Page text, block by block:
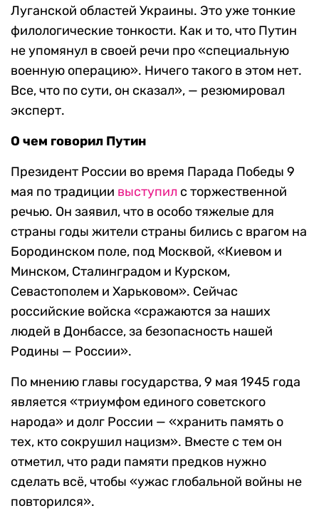
Луганской областей Украины. Это уже тонкие
филологические тонкости. Как и то, что Путин
не упомянул в своей речи про «специальную
военную операцию». Ничего такого в этом нет.
Все, что по сути, он сказал», — резюмировал
эксперт.
О чем говорил Путин
Президент России во время Парада Победы 9
мая по традиции выступил с торжественной
речью. Он заявил, что в особо тяжелые для
страны годы жители страны бились с врагом на
Бородинском поле, под Москвой, «Киевом и
Минском, Сталинградом и Курском,
Севастополем и Харьковом». Сейчас
российские войска «сражаются за наших
людей в Донбассе, за безопасность нашей
Родины — России».
По мнению главы государства, 9 мая 1945 года
является «триумфом единого советского
народа» и долг России — «хранить память о
тех, кто сокрушил нацизм». Вместе с тем он
отметил, что ради памяти предков нужно
сделать всё, чтобы «ужас глобальной войны не
повторился».